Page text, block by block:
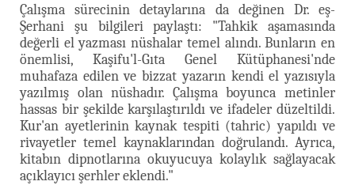
Çalışma sürecinin detaylarına da değinen Dr. eş-
Şerhani şu bilgileri paylaştı: "Tahkik aşamasında
değerli el yazması nüshalar temel alındı. Bunların en
önemlisi, Kaşifu'l-Gıta Genel Kütüphanesi'nde
muhafaza edilen ve bizzat yazarın kendi el yazısıyla
yazılmış olan nüshadır. Çalışma boyunca metinler
hassas bir şekilde karşılaştırıldı ve ifadeler düzeltildi.
Kur'an ayetlerinin kaynak tespiti (tahric) yapıldı ve
rivayetler temel kaynaklarından doğrulandı. Ayrıca,
kitabın dipnotlarına okuyucuya kolaylık sağlayacak
açıklayıcı şerhler eklendi."